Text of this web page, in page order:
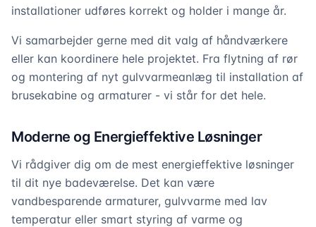
installationer udføres korrekt og holder i mange år.
Vi samarbejder gerne med dit valg af håndværkere
eller kan koordinere hele projektet. Fra flytning af rør
og montering af nyt gulvvarmeanlæg til installation af
brusekabine og armaturer - vi står for det hele.
Moderne og Energieffektive Løsninger
Vi rådgiver dig om de mest energieffektive løsninger
til dit nye badeværelse. Det kan være
vandbesparende armaturer, gulvvarme med lav
temperatur eller smart styring af varme og